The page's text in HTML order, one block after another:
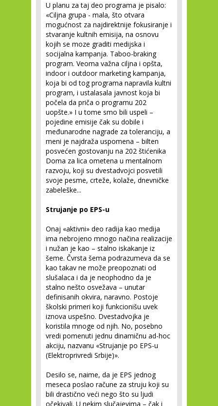
U planu za taj deo programa je pisalo:
«Ciljna grupa - mala, što otvara
mogućnost za najdirektnije fokusiranje i
stvaranje kultnih emisija, na osnovu
kojih se moze graditi medijska i
socijalna kampanja. Taboo-braking
program. Veoma važna ciljna i opšta,
indoor i outdoor marketing kampanja,
koja bi od tog programa napravila kultni
program, i ustalasala javnost koja bi
počela da priča o programu 202
uopšte.» I u tome smo bili uspeli –
pojedine emisije čak su dobile i
međunarodne nagrade za toleranciju, a
meni je najdraža uspomena – bilten
posvećen gostovanju na 202 štićenika
Doma za lica ometena u mentalnom
razvoju, koji su dvestadvojci posvetili
svoje pesme, crteže, kolaže, dnevničke
zabeleške...
Strujanje po EPS-u
Onaj «aktivni» deo radija kao medija
ima nebrojeno mnogo načina realizacije
i nužan je kao – stalno iskakanje iz
šeme. Čvrsta šema podrazumeva da se
kao takav ne može preopoznati od
slušalaca i da je neophodno da je
stalno nešto osvežava – unutar
definisanih okvira, naravno. Postoje
školski primeri koji funkcionišu uvek
iznova uspešno. Dvestadvojka je
koristila mnoge od njih. No, posebno
vredi pomenuti jednu dinamičnu ad-hoc
akciju, nazvanu «Strujanje po EPS-u
(Elektroprivredi Srbije)».
Desilo se, naime, da je EPS jednog
meseca poslao račune za struju koji su
bili drastično veći nego što su ljudi
očekivali. U nekim slučajevima – čak i